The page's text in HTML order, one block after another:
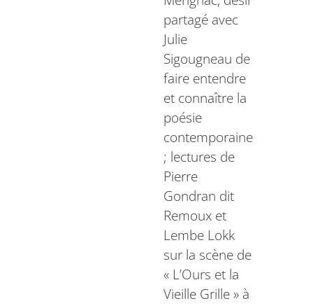
partagé avec
Julie
Sigougneau de
faire entendre
et connaître la
poésie
contemporaine
; lectures de
Pierre
Gondran dit
Remoux et
Lembe Lokk
sur la scène de
« L’Ours et la
Vieille Grille » à